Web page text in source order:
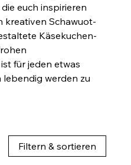
euch inspirieren
kreativen Schawuot-
Käsekuchen-
für jeden etwas
lebendig werden zu
Filtern & sortieren